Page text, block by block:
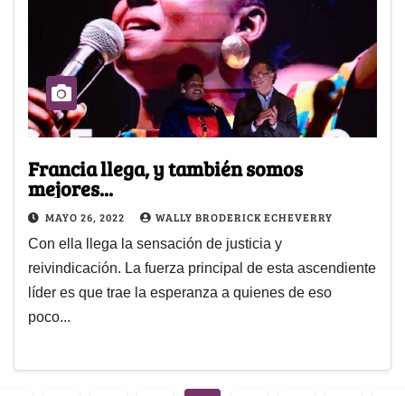
Francia llega, y también somos
mejores...
MAYO 26, 2022 WALLY BRODERICK ECHEVERRY
Con ella llega la sensación de justicia y
reivindicación. La fuerza principal de esta ascendiente
líder es que trae la esperanza a quienes de eso
poco...